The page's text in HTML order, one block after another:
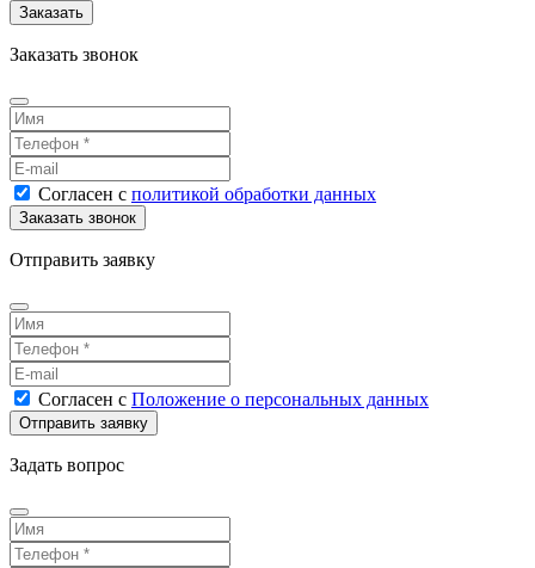
Заказать звонок
Согласен с политикой обработки данных
Отправить заявку
Согласен с Положение о персональных данных
Задать вопрос